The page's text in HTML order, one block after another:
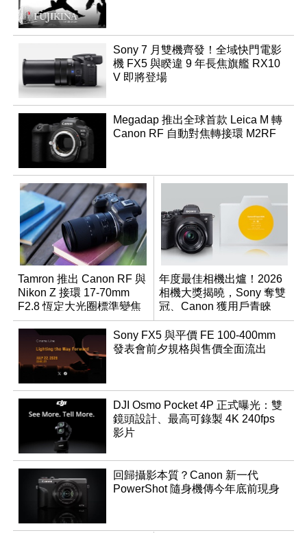
Sony 7 月雙機齊發！全域快門電影
機 FX5 與睽違 9 年長焦旗艦 RX10
V 即將登場
Megadap 推出全球首款 Leica M 轉
Canon RF 自動對焦轉接環 M2RF
Tamron 推出 Canon RF 與
Nikon Z 接環 17-70mm
F2.8 恆定大光圈標準變焦
鏡
年度最佳相機出爐！2026
相機大獎揭曉，Sony 奪雙
冠、Canon 獲用戶青睞
Sony FX5 與平價 FE 100-400mm
發表會前夕規格與售價全面流出
DJI Osmo Pocket 4P 正式曝光：雙
鏡頭設計、最高可錄製 4K 240fps
影片
回歸攝影本質？Canon 新一代
PowerShot 隨身機傳今年底前現身